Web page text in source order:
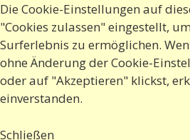
Die Cookie-Einstellungen auf
"Cookies zulassen" eingestellt,
Surferlebnis zu ermöglichen.
ohne Änderung der Cookie-
oder auf "Akzeptieren" klickst,
einverstanden.
Schließen